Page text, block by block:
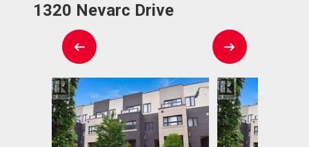
1320 Nevarc Drive